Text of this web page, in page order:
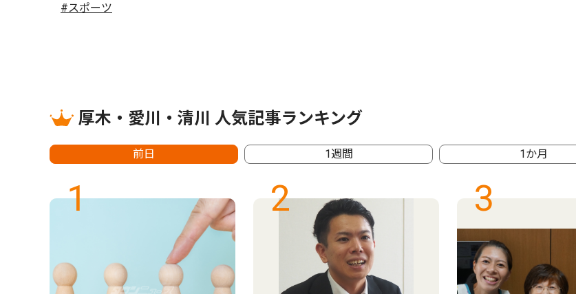
#スポーツ
厚木・愛川・清川 人気記事ランキング
前日 1週間 1か月
1 2 3